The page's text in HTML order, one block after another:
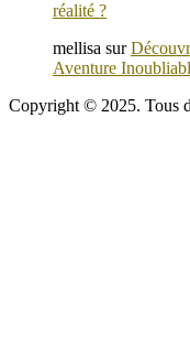
réalité ?
mellisa sur
Aventure
Copyright © 2025. Tous